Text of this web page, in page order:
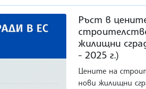
Ръст в
жилищни
- 2025 г.)
Цените на
нови жилищни